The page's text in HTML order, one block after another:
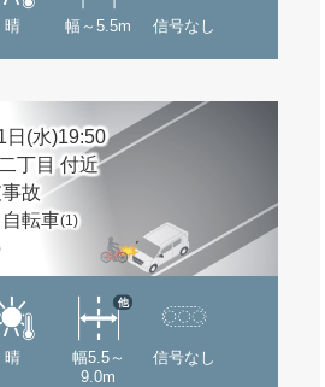
晴 幅～5.5m 信号なし
日(水)19:50
丁目 付近
故
自転車(1)
晴
幅5.5～
9.0m
他
信号なし